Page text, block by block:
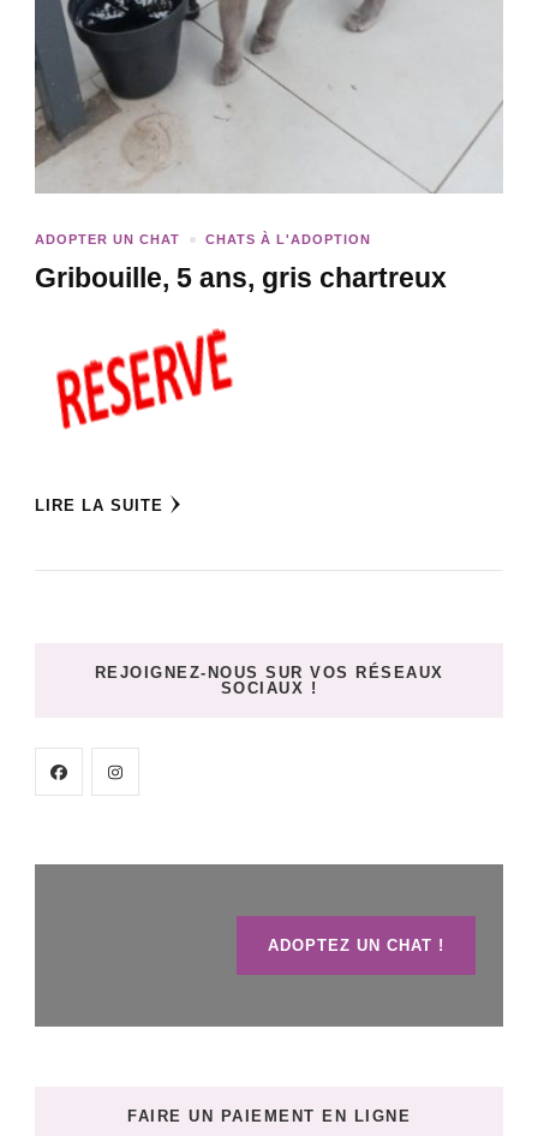
ADOPTER UN CHAT CHATS À L'ADOPTION
Gribouille, 5 ans, gris chartreux
LIRE LA SUITE
REJOIGNEZ-NOUS SUR VOS RÉSEAUX
SOCIAUX !
ADOPTEZ UN CHAT !
FAIRE UN PAIEMENT EN LIGNE